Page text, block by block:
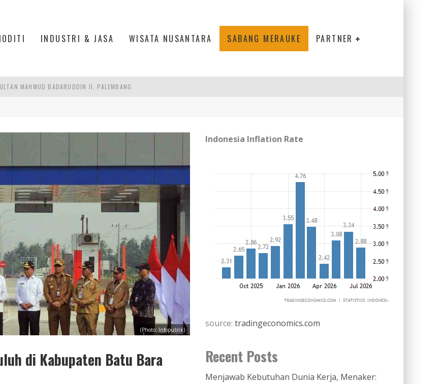
INDUSTRI & JASA WISATA NUSANTARA SABANG MERAUKE PARTNER
MAHMUD BADARUDDIN II, PALEMBANG
PENGUATAN KOMPETENSI LULUSAN PERGURUAN TINGGI PENTING
(Photo: Infopublik)
di Kabupaten Batu Bara
Indonesia Inflation Rate
source: tradingeconomics.com
Recent Posts
Menjawab Kebutuhan Dunia Kerja, Menaker: